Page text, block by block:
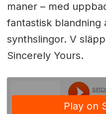
maner – med
fantastisk
synthslingor. V
Sincerely Yours.